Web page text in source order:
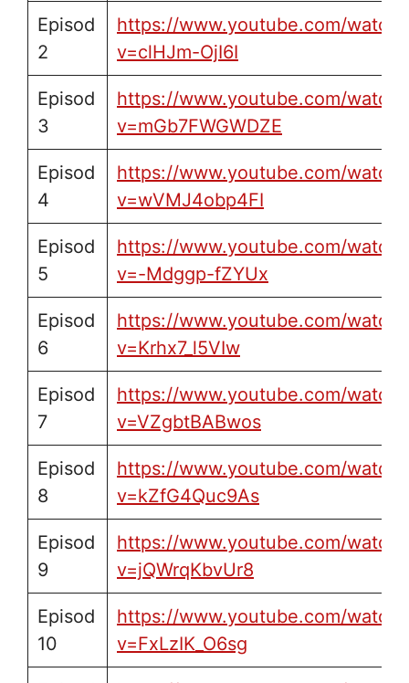
Episod
2
https://www.youtube.com/watch?
v=clHJm-OjI6I
Episod
3
https://www.youtube.com/watch?
v=mGb7FWGWDZE
Episod
4
https://www.youtube.com/watch?
v=wVMJ4obp4FI
Episod
5
https://www.youtube.com/watch?
v=-Mdggp-fZYUx
Episod
6
https://www.youtube.com/watch?
v=Krhx7_l5VIw
Episod
7
https://www.youtube.com/watch?
v=VZgbtBABwos
Episod
8
https://www.youtube.com/watch?
v=kZfG4Quc9As
Episod
9
https://www.youtube.com/watch?
v=jQWrqKbvUr8
Episod
10
https://www.youtube.com/watch?
v=FxLzIK_O6sg